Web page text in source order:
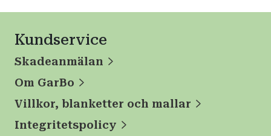
Kundservice
Skadeanmälan
Om GarBo
Villkor, blanketter och mallar
Integritetspolicy